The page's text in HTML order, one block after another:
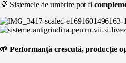
💡 Sistemele de umbrire pot fi
🌱 Performanță crescută, producție